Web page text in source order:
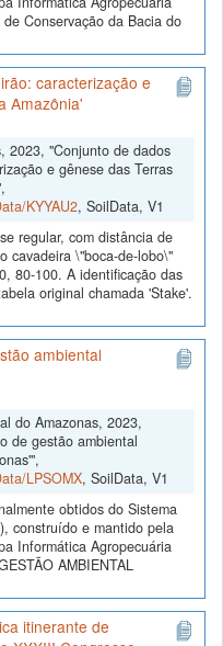
Conservação da Bacia do
caracterização e
Amazônia'
2023, "Conjunto de dados
e gênese das Terras
KYYAU2, SoilData, V1
regular, com distância de
cavadeira \"boca-de-lobo\"
80-100. A identificação das
original chamada 'Stake'.
ambiental
do Amazonas, 2023,
de gestão ambiental
LPSOMX, SoilData, V1
obtidos do Sistema
construído e mantido pela
Informática Agropecuária
AMBIENTAL
itinerante de